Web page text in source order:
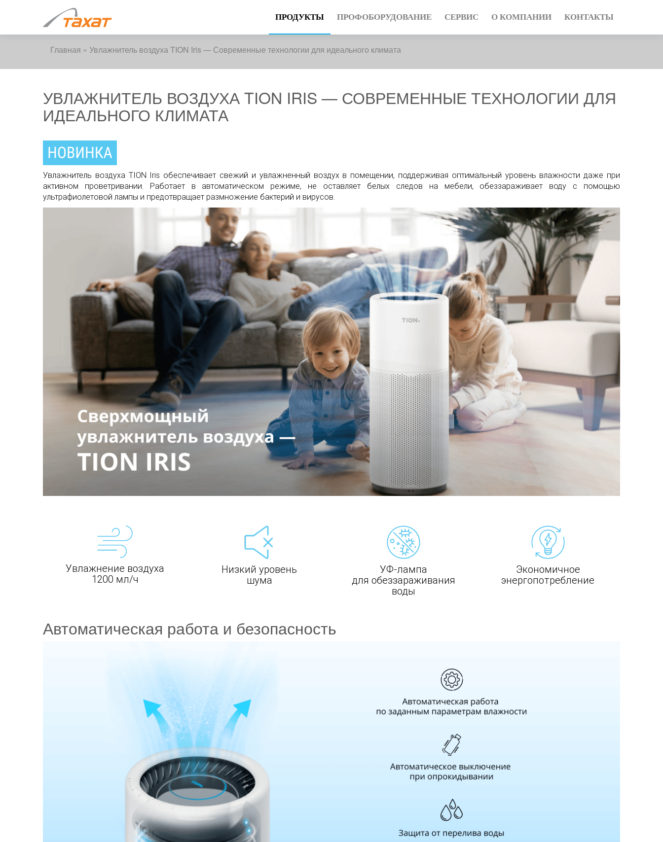
ПРОДУКТЫ ПРОФОБОРУДОВАНИЕ СЕРВИС О КОМПАНИИ КОНТАКТЫ
Главная » Увлажнитель воздуха TION Iris — Современные технологии для идеального климата
УВЛАЖНИТЕЛЬ ВОЗДУХА TION IRIS — СОВРЕМЕННЫЕ ТЕХНОЛОГИИ ДЛЯ
ИДЕАЛЬНОГО КЛИМАТА
Увлажнитель воздуха TION Iris обеспечивает свежий и увлажненный воздух в помещении, поддерживая оптимальный уровень влажности даже при
активном проветривании. Работает в автоматическом режиме, не оставляет белых следов на мебели, обеззараживает воду с помощью
ультрафиолетовой лампы и предотвращает размножение бактерий и вирусов.
Увлажнение воздуха
1200 мл/ч
Низкий уровень
шума
УФ-лампа
для обеззараживания
воды
Экономичное
энергопотребление
Автоматическая работа и безопасность